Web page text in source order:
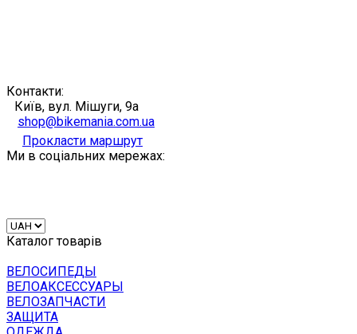
Контакти:
Київ, вул. Мішуги, 9а
shop@bikemania.com.ua
Прокласти маршрут
Ми в соціальних мережах:
Каталог товарів
ВЕЛОСИПЕДЫ
ВЕЛОАКСЕССУАРЫ
ВЕЛОЗАПЧАСТИ
ЗАЩИТА